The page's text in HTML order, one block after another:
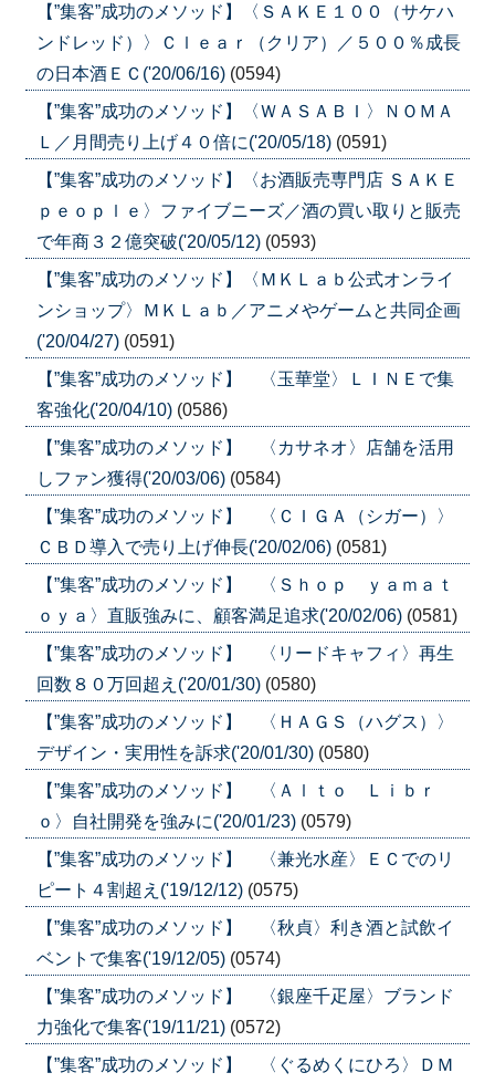
【”集客”成功のメソッド】〈ＳＡＫＥ１００（サケハ
ンドレッド）〉Ｃｌｅａｒ（クリア）／５００％成長
の日本酒ＥＣ('20/06/16) (0594)
【”集客”成功のメソッド】〈ＷＡＳＡＢＩ〉ＮＯＭＡ
Ｌ／月間売り上げ４０倍に('20/05/18) (0591)
【”集客”成功のメソッド】〈お酒販売専門店 ＳＡＫＥ
ｐｅｏｐｌｅ〉ファイブニーズ／酒の買い取りと販売
で年商３２億突破('20/05/12) (0593)
【”集客”成功のメソッド】〈ＭＫＬａｂ公式オンライ
ンショップ〉ＭＫＬａｂ／アニメやゲームと共同企画
('20/04/27) (0591)
【”集客”成功のメソッド】 〈玉華堂〉ＬＩＮＥで集
客強化('20/04/10) (0586)
【”集客”成功のメソッド】 〈カサネオ〉店舗を活用
しファン獲得('20/03/06) (0584)
【”集客”成功のメソッド】 〈ＣＩＧＡ（シガー）〉
ＣＢＤ導入で売り上げ伸長('20/02/06) (0581)
【”集客”成功のメソッド】 〈Ｓｈｏｐ ｙａｍａｔ
ｏｙａ〉直販強みに、顧客満足追求('20/02/06) (0581)
【”集客”成功のメソッド】 〈リードキャフィ〉再生
回数８０万回超え('20/01/30) (0580)
【”集客”成功のメソッド】 〈ＨＡＧＳ（ハグス）〉
デザイン・実用性を訴求('20/01/30) (0580)
【”集客”成功のメソッド】 〈Ａｌｔｏ Ｌｉｂｒ
ｏ〉自社開発を強みに('20/01/23) (0579)
【”集客”成功のメソッド】 〈兼光水産〉ＥＣでのリ
ピート４割超え('19/12/12) (0575)
【”集客”成功のメソッド】 〈秋貞〉利き酒と試飲イ
ベントで集客('19/12/05) (0574)
【”集客”成功のメソッド】 〈銀座千疋屋〉ブランド
力強化で集客('19/11/21) (0572)
【”集客”成功のメソッド】 〈ぐるめくにひろ〉ＤＭ